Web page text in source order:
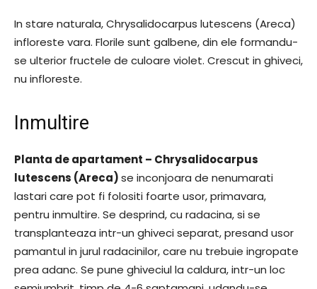
In stare naturala, Chrysalidocarpus lutescens (Areca)
infloreste vara. Florile sunt galbene, din ele formandu-
se ulterior fructele de culoare violet. Crescut in ghiveci,
nu infloreste.
Inmultire
Planta de apartament – Chrysalidocarpus
lutescens (Areca)se inconjoara de nenumarati
lastari care pot fi folositi foarte usor, primavara,
pentru inmultire. Se desprind, cu radacina, si se
transplanteaza intr-un ghiveci separat, presand usor
pamantul in jurul radacinilor, care nu trebuie ingropate
prea adanc. Se pune ghiveciul la caldura, intr-un loc